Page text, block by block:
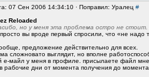
07 Сен 2006 14:34:10 · Поправил: Уралец #
Reloaded
но у меня эта проблема остро не
вы вроде первый спросили, что «не надо
предложение действительно для всех.
сложновато выглядит, но вполне
е-майл у меня в профиле. присылаете файл
рабочие дни от момента получения до